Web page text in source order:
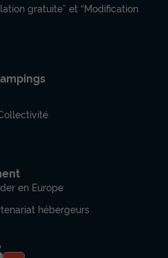
gratuite” et “Modification
en Europe
hébergeurs